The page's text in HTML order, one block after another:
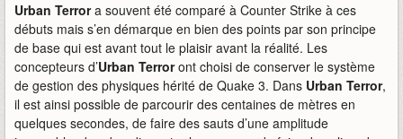
Urban Terrora souvent été comparé à Counter Strike à ces
débuts mais s’en démarque en bien des points par son principe
de base qui est avant tout le plaisir avant la réalité. Les
concepteurs d’Urban Terroront choisi de conserver le système
de gestion des physiques hérité de Quake 3. Dans Urban Terror,
il est ainsi possible de parcourir des centaines de mètres en
quelques secondes, de faire des sauts d’une amplitude